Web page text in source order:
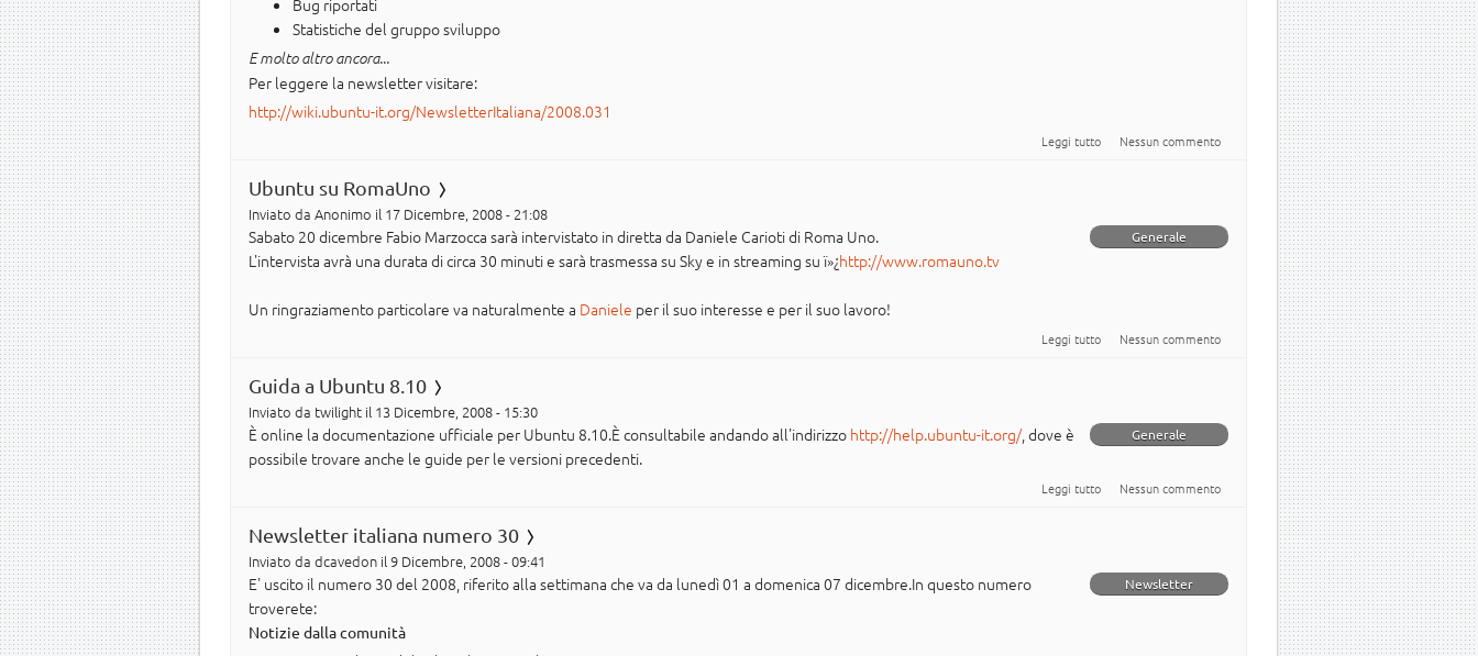
Bug riportati
Statistiche del gruppo sviluppo
E molto altro ancora...
Per leggere la newsletter visitare:
http://wiki.ubuntu-it.org/NewsletterItaliana/2008.031
Leggi tutto su Newsletter italiana numero 31
Nessun commento
Ubuntu su RomaUno
Inviato da Anonimo il 17 Dicembre, 2008 - 21:08
Generale
Sabato 20 dicembre Fabio Marzocca sarà intervistato in diretta da Daniele Carioti di Roma Uno.
L'intervista avrà una durata di circa 30 minuti e sarà trasmessa su Sky e in streaming su ï»¿http://www.romauno.tv
Un ringraziamento particolare va naturalmente a Daniele per il suo interesse e per il suo lavoro!
Leggi tutto su Ubuntu su RomaUno
Nessun commento
Guida a Ubuntu 8.10
Inviato da twilight il 13 Dicembre, 2008 - 15:30
Generale
È online la documentazione ufficiale per Ubuntu 8.10.È consultabile andando all'indirizzo http://help.ubuntu-it.org/, dove è
possibile trovare anche le guide per le versioni precedenti.
Leggi tutto su Guida a Ubuntu 8.10
Nessun commento
Newsletter italiana numero 30
Inviato da dcavedon il 9 Dicembre, 2008 - 09:41
Newsletter
E' uscito il numero 30 del 2008, riferito alla settimana che va da lunedì 01 a domenica 07 dicembre.In questo numero
troverete:
Notizie dalla comunità